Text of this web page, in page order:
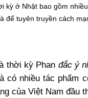
kỳ ở Nhật bao gồm
tuyên truyền cách
thời kỳ Phan đắc ý
có nhiều tác phẩm
của Việt Nam đầu